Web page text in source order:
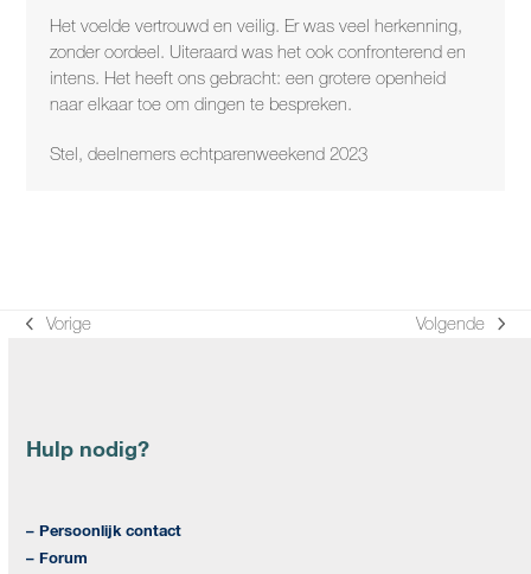
Het voelde vertrouwd en veilig. Er was veel herkenning,
zonder oordeel. Uiteraard was het ook confronterend en
intens. Het heeft ons gebracht: een grotere openheid
naar elkaar toe om dingen te bespreken.
Stel, deelnemers echtparenweekend 2023
previous
Vorige
next
Volgende
Hulp nodig?
– Persoonlijk contact
– Forum